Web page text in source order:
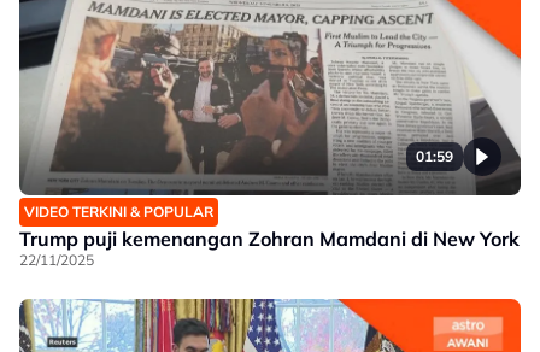
01:59
VIDEO TERKINI & POPULAR
Trump puji kemenangan Zohran Mamdani di New York
22/11/2025